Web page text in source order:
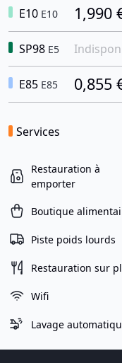
E10 E10 1,990
SP98 E5
E85 E85 0,855
Services
Restauration à
emporter
Boutique
Piste poids lourds
Restauration sur
Wifi
Lavage